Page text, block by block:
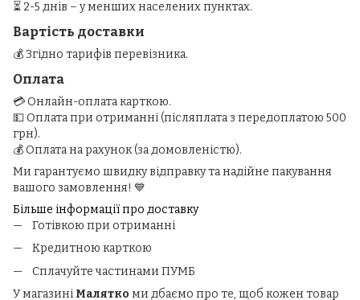
⏳ 2-5 днів – у менших населених пунктах.
Вартість доставки
💰 Згідно тарифів перевізника.
Оплата
💳 Онлайн-оплата карткою.
💵 Оплата при отриманні (післяплата з передоплатою 500
грн).
💰 Оплата на рахунок (за домовленістю).
Ми гарантуємо швидку відправку та надійне пакування
вашого замовлення! 💙
Більше інформації про доставку
Готівкою при отриманні
Кредитною карткою
Сплачуйте частинами ПУМБ
У магазині Малятко ми дбаємо про те, щоб кожен товар